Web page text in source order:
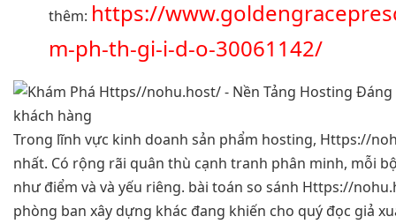
thêm: https://
m-ph-th-gi-i-d-o-30061142/
Trong lĩnh vực kinh doanh sản phẩm hosting, Https://
nhất. Có rộng rãi quân thù cạnh tranh phân minh, mỗi
như điểm và và yếu riêng. bài toán so sánh Https://
phòng ban xây dựng khác đang khiến cho quý đọc giả